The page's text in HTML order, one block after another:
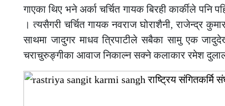
गाएका थिए भने अर्का चर्चित गायक बिरही कार्कीले पनि
। त्यसैगरी चर्चित गायक नवराज घोराशैनी, राजेन्द्र
साथमा जादुगर माधव त्रिपाटीले सबैका सामु एक
चराचुरुङ्गीका आवाज निकाल्न सक्ने कलाकार रमेश